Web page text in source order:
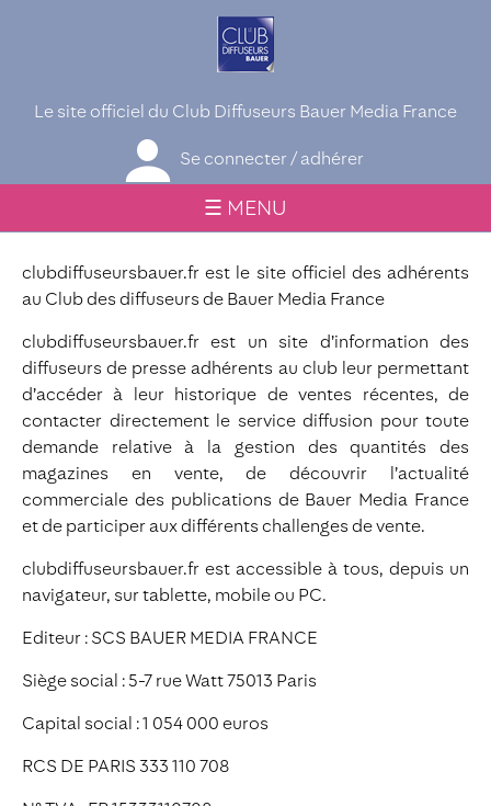
Le site officiel du Club Diffuseurs Bauer Media France
Se connecter / adhérer
☰ MENU
clubdiffuseursbauer.fr est le site officiel des adhérents
au Club des diffuseurs de Bauer Media France
clubdiffuseursbauer.fr est un site d’information des
diffuseurs de presse adhérents au club leur permettant
d’accéder à leur historique de ventes récentes, de
contacter directement le service diffusion pour toute
demande relative à la gestion des quantités des
magazines en vente, de découvrir l’actualité
commerciale des publications de Bauer Media France
et de participer aux différents challenges de vente.
clubdiffuseursbauer.fr est accessible à tous, depuis un
navigateur, sur tablette, mobile ou PC.
Editeur : SCS BAUER MEDIA FRANCE
Siège social : 5-7 rue Watt 75013 Paris
Capital social : 1 054 000 euros
RCS DE PARIS 333 110 708